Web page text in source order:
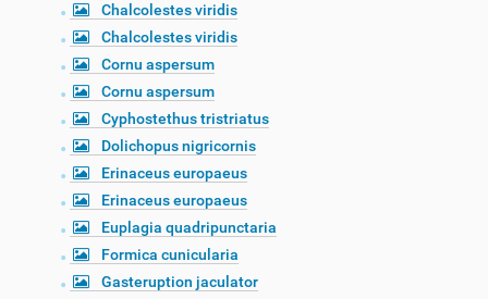
Chalcolestes viridis
Chalcolestes viridis
Cornu aspersum
Cornu aspersum
Cyphostethus tristriatus
Dolichopus nigricornis
Erinaceus europaeus
Erinaceus europaeus
Euplagia quadripunctaria
Formica cunicularia
Gasteruption jaculator